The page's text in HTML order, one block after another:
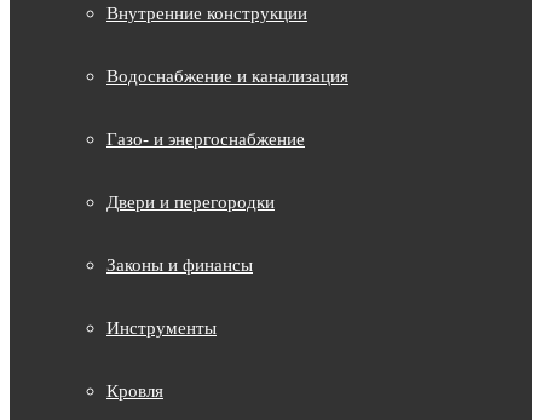
Внутренние конструкции
Водоснабжение и канализация
Газо- и энергоснабжение
Двери и перегородки
Законы и финансы
Инструменты
Кровля